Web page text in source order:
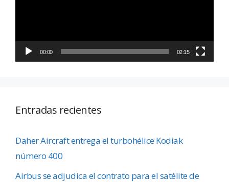
00:00 02:15
Entradas recientes
Daher Aircraft entrega el turbohélice Kodiak
número 400
Airbus se adjudica el contrato para el satélite de